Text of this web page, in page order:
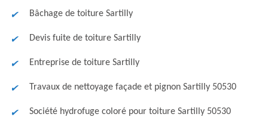
Bâchage de toiture Sartilly
Devis fuite de toiture Sartilly
Entreprise de toiture Sartilly
Travaux de nettoyage façade et pignon Sartilly 50530
Société hydrofuge coloré pour toiture Sartilly 50530